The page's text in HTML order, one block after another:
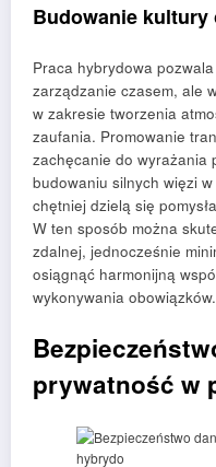
Budowanie
Praca hybrydowa
zarządzanie czasem, ale
w zakresie tworzenia
zaufania. Promowanie
zachęcanie do wyrażania
budowaniu silnych więzi
chętniej dzielą się
W ten sposób można
zdalnej, jednocześnie
osiągnąć harmonijną
wykonywania obowiązków.
prywatność w